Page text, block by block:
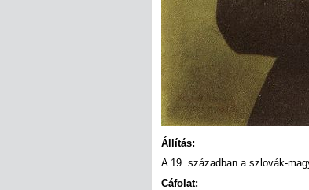
Állítás:
A 19. században a szlovák-
Cáfolat: